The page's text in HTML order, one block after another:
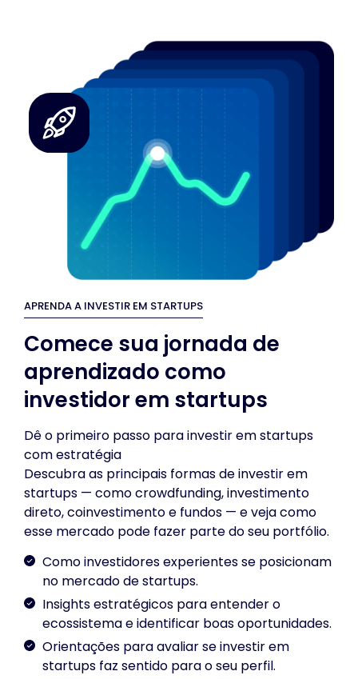
APRENDA A INVESTIR EM STARTUPS
Comece sua jornada de
aprendizado como
investidor em startups
Dê o primeiro passo para investir em startups
com estratégia
Descubra as principais formas de investir em
startups — como crowdfunding, investimento
direto, coinvestimento e fundos — e veja como
esse mercado pode fazer parte do seu portfólio.
Como investidores experientes se posicionam
no mercado de startups.
Insights estratégicos para entender o
ecossistema e identificar boas oportunidades.
Orientações para avaliar se investir em
startups faz sentido para o seu perfil.